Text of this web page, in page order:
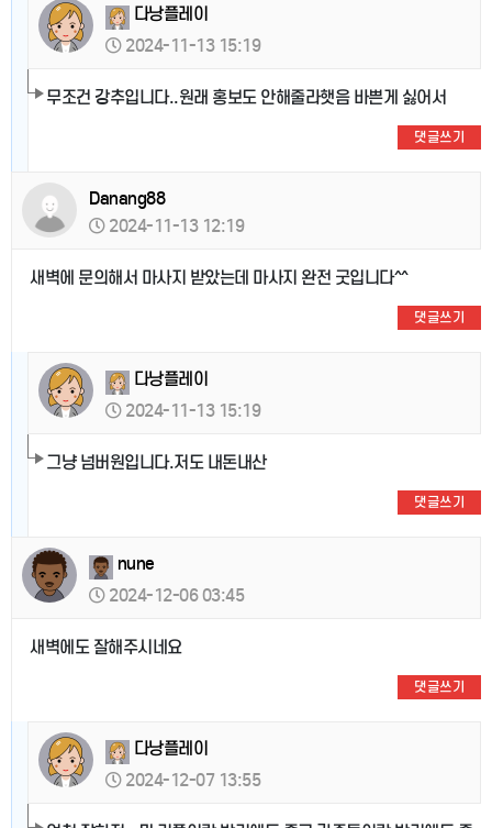
다낭플레이
2024-11-13 15:19
무조건 강추입니다..원래 홍보도 안해줄라햇음 바쁜게 싫어서
댓글쓰기
Danang88
2024-11-13 12:19
새벽에 문의해서 마사지 받았는데 마사지 완전 굿입니다^^
댓글쓰기
다낭플레이
2024-11-13 15:19
그냥 넘버원입니다.저도 내돈내산
댓글쓰기
nune
2024-12-06 03:45
새벽에도 잘해주시네요
댓글쓰기
다낭플레이
2024-12-07 13:55